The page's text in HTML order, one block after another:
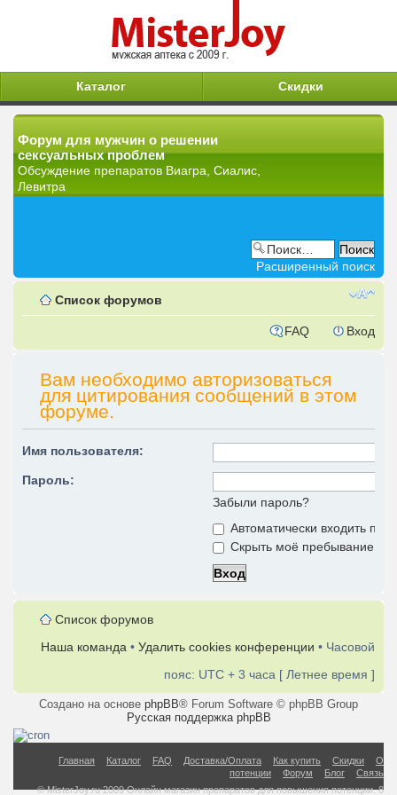
Каталог Скидки
Форум для мужчин о решении
сексуальных проблем
Обсуждение препаратов Виагра, Сиалис,
Левитра
Расширенный поиск
Список форумов
FAQ Вход
Вам необходимо авторизоваться
для цитирования сообщений в этом
форуме.
Имя пользователя:
Пароль:
Забыли пароль?
Автоматически входить
Скрыть моё пребывание на
Список форумов
Наша команда • Удалить cookies конференции • Часовой
пояс: UTC + 3 часа [ Летнее время ]
Создано на основе phpBB® Forum Software © phpBB Group
Русская поддержка phpBB
Главная Каталог FAQ Доставка/Оплата Как купить Скидки
О
потенции
Форум Блог
Связь
© MisterJoy.ru 2009 Онлайн магазин препаратов для повышения потенции. 8